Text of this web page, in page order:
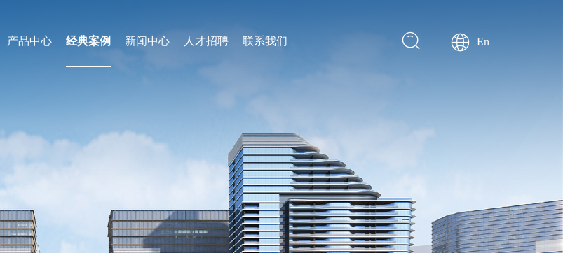
产品中心 经典案例 新闻中心 人才招聘 联系我们 En